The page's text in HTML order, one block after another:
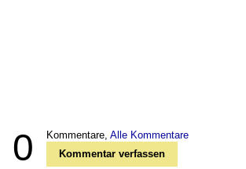
0 Kommentare, Alle Kommentare
Kommentar verfassen